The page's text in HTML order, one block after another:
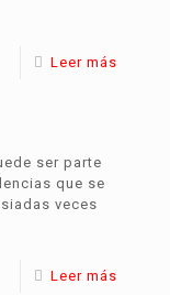
Leer más
ser parte
que se
veces
Leer más